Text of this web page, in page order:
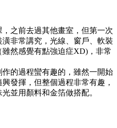
之前去過其他畫室，但第一次
非常講究，光線、窗戶、軟裝
然感覺有點強迫症XD)，非常
的過程蠻有趣的，雖然一開始
發揮，但整個過程非常有趣，
並用顏料和金箔做搭配。